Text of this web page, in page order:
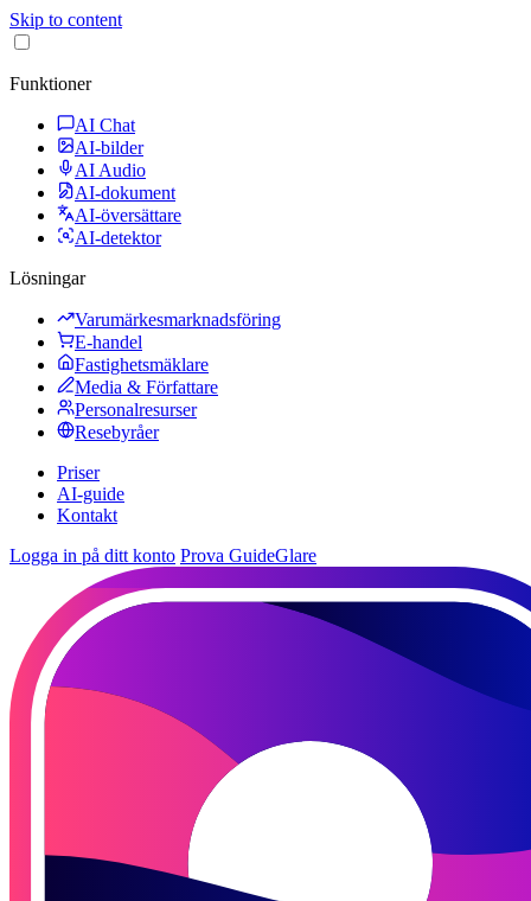
Skip to content
Funktioner
AI Chat
AI-bilder
AI Audio
AI-dokument
AI-översättare
AI-detektor
Lösningar
Varumärkesmarknadsföring
E-handel
Fastighetsmäklare
Media & Författare
Personalresurser
Resebyråer
Priser
AI-guide
Kontakt
Logga in på ditt konto Prova GuideGlare